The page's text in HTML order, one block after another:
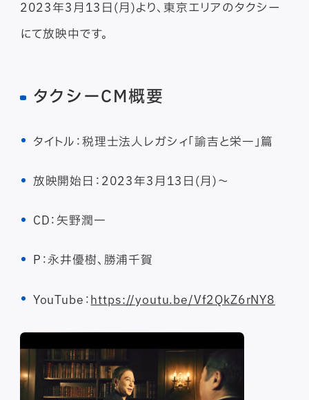
2023年3月13日(月)より、東京エリアのタクシー
にて放映中です。
タクシーCM概要
タイトル：税理士法人レガシィ「諭吉と栄一」篇
放映開始日：2023年3月13日(月)～
CD：矢野潤一
P：永井優樹、勝浦千賀
YouTube： https://youtu.be/Vf2QkZ6rNY8